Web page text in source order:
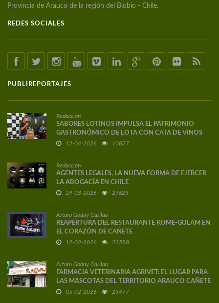
Provincia de Arauco de la región del Biobío - Chile.
REDES SOCIALES
PUBLIREPORTAJES
Redacción
SABORES LOTINOS IMPULSA EL PATRIMONIO
GASTRONÓMICO DE LOTA CON CATA DE VINOS
DE AUTOR
12-04-2026 10877
Redacción
AGENTES LEGALES, LA NUEVA FORMA DE EJERCER
LA ABOGACÍA EN CHILE
29-03-2026 27625
Arturo Godoy Carilao
REAPERTURA DEL RESTAURANTE KUME-GULAM EN
EL CORAZÓN DE CAÑETE
12-02-2026 23588
Arturo Godoy Carilao
FARMACIA VETERINARIA AGRIVET: EL LUGAR PARA
LAS MASCOTAS DEL TERRITORIO ARAUCO CAÑETE
05-02-2026 23477